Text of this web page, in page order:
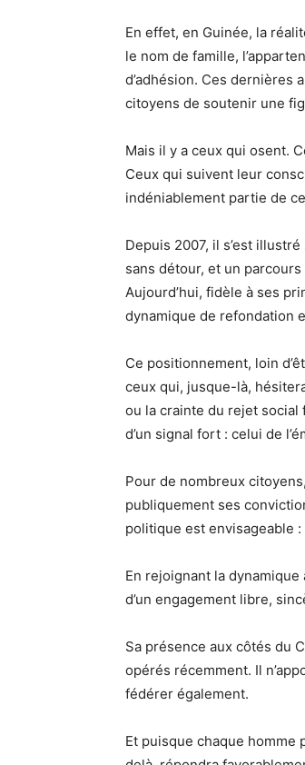
En effet, en Guinée, la
le nom de famille,
d’adhésion. Ces dernières
citoyens de soutenir une
Mais il y a ceux qui osent.
Ceux qui suivent leur
indéniablement partie de
Depuis 2007, il s’est
sans détour, et un
Aujourd’hui, fidèle à ses
dynamique de refondation
Ce positionnement, loin
ceux qui, jusque-là,
ou la crainte du rejet
d’un signal fort : celui de
Pour de nombreux
publiquement ses
politique est envisageable
En rejoignant la
d’un engagement libre,
Sa présence aux côtés du
opérés récemment. Il
fédérer également.
Et puisque chaque homme